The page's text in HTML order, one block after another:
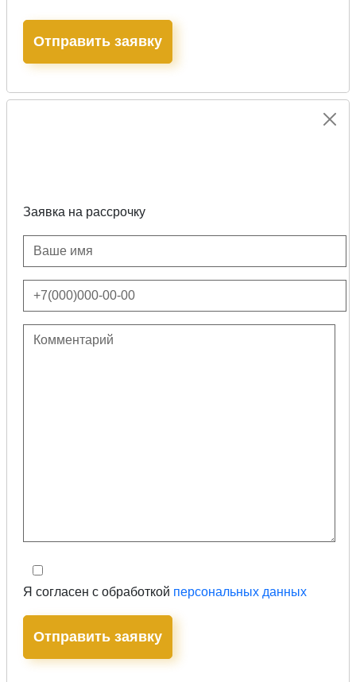
Заявка на рассрочку
Я согласен с обработкой персональных данных